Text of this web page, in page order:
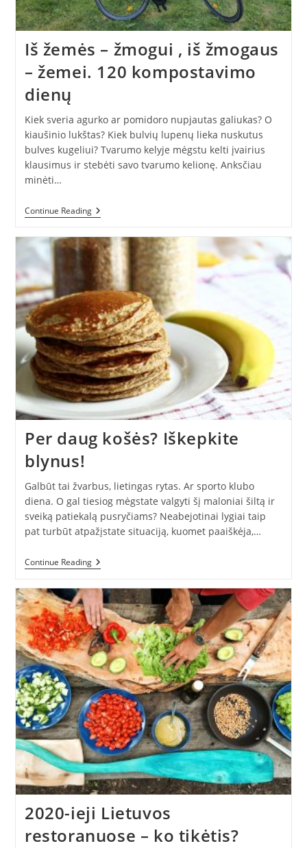
Iš žemės – žmogui , iš žmogaus
– žemei. 120 kompostavimo
dienų
Kiek sveria agurko ar pomidoro nupjautas galiukas? O
kiaušinio lukštas? Kiek bulvių lupenų lieka nuskutus
bulves kugeliui? Tvarumo kelyje mėgstu kelti įvairius
klausimus ir stebėti savo tvarumo kelionę. Anksčiau
minėti…
Continue ReadingIš
Žemės
Žmogui
Žmogaus
–
Žemei.
120
Kompostavimo
Dienų
Per daug košės? Iškepkite
blynus!
Galbūt tai žvarbus, lietingas rytas. Ar sporto klubo
diena. O gal tiesiog mėgstate valgyti šį maloniai šiltą ir
sveiką patiekalą pusryčiams? Neabejotinai lygiai taip
pat turbūt atpažįstate situaciją, kuomet paaiškėja,…
Continue ReadingPer
Daug
Iškepkite
Blynus!
2020-ieji Lietuvos
restoranuose – ko tikėtis?